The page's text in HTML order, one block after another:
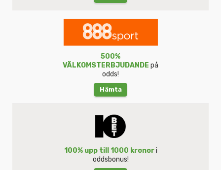
500%
VÄLKOMSTERBJUDANDE på
odds!
Hämta
100% upp till 1000 kronori
oddsbonus!